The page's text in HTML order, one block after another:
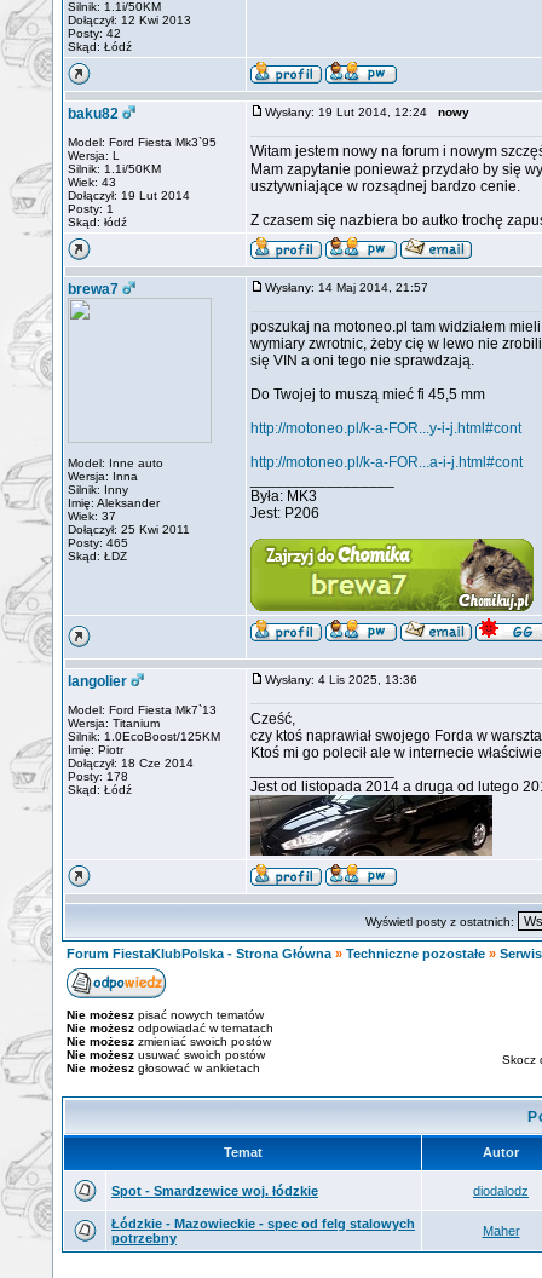
Silnik: 1.1i/50KM
Dołączył: 12 Kwi 2013
Posty: 42
Skąd: Łódź
baku82
Model: Ford Fiesta Mk3`95
Wersja: L
Silnik: 1.1i/50KM
Wiek: 43
Dołączył: 19 Lut 2014
Posty: 1
Skąd: łódź
Wysłany: 19 Lut 2014, 12:24 nowy
Witam jestem nowy na forum i nowym
Mam zapytanie ponieważ przydało by się
usztywniające w rozsądnej bardzo cenie.
Z czasem się nazbiera bo autko trochę
brewa7
Model: Inne auto
Wersja: Inna
Silnik: Inny
Imię: Aleksander
Wiek: 37
Dołączył: 25 Kwi 2011
Posty: 465
Skąd: ŁDZ
Wysłany: 14 Maj 2014, 21:57
poszukaj na motoneo.pl tam widziałem
wymiary zwrotnic, żeby cię w lewo nie
się VIN a oni tego nie sprawdzają.
Do Twojej to muszą mieć fi 45,5 mm
http://motoneo.pl/k-a-FOR...y-i-j.html#cont
http://motoneo.pl/k-a-FOR...a-i-j.html#cont
Była: MK3
Jest: P206
langolier
Model: Ford Fiesta Mk7`13
Wersja: Titanium
Silnik: 1.0EcoBoost/125KM
Imię: Piotr
Dołączył: 18 Cze 2014
Posty: 178
Skąd: Łódź
Wysłany: 4 Lis 2025, 13:36
Cześć,
czy ktoś naprawiał swojego Forda w
Ktoś mi go polecił ale w internecie
Jest od listopada 2014 a druga od lutego
Wyświetl posty z ostatnich:
Forum FiestaKlubPolska - Strona Główna » Techniczne pozostałe »
Nie możesz pisać nowych tematów
Nie możesz odpowiadać w tematach
Nie możesz zmieniać swoich postów
Nie możesz usuwać swoich postów
Nie możesz głosować w ankietach
Skocz
Temat Autor
Spot - Smardzewice woj. łódzkie diodalodz
Łódzkie - Mazowieckie - spec od felg stalowych
potrzebny
Maher